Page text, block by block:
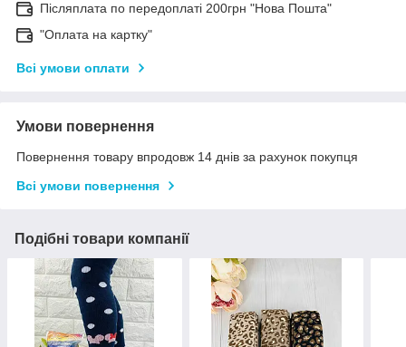
Післяплата по передоплаті 200грн "Нова Пошта"
"Оплата на картку"
Всі умови оплати
Умови повернення
Повернення товару впродовж 14 днів за рахунок покупця
Всі умови повернення
Подібні товари компанії